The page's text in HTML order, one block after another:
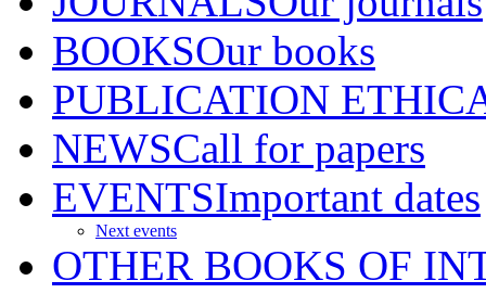
BOOKSOur books
PUBLICATION ETHIC
NEWSCall for papers
EVENTSImportant dates
Next events
OTHER BOOKS OF